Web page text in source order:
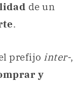
de un
.
prefijo inter-,
y